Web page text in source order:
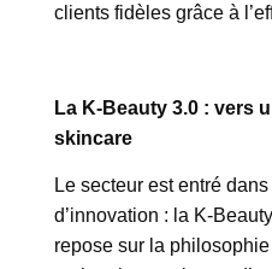
clients fidèles grâce à
La K-Beauty 3.0 : vers
skincare
Le secteur est entré
d’innovation : la K-
repose sur la